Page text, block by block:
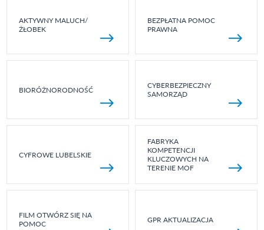
AKTYWNY MALUCH/
ŻŁOBEK
BEZPŁATNA POMOC
PRAWNA
BIORÓŻNORODNOŚĆ
CYBERBEZPIECZNY
SAMORZĄD
CYFROWE LUBELSKIE
FABRYKA
KOMPETENCJI
KLUCZOWYCH NA
TERENIE MOF
FILM OTWÓRZ SIĘ NA
POMOC
GPR AKTUALIZACJA